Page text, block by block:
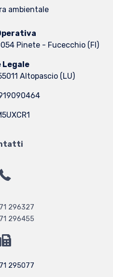
ambientale
Pinete - Fucecchio (FI)
Legale
Altopascio (LU)
296327
296455
295077